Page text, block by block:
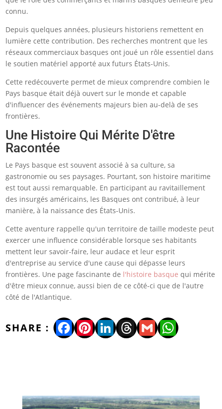
connu.
Depuis quelques années, plusieurs historiens remettent en
lumière cette contribution. Des recherches montrent que les
réseaux commerciaux basques ont joué un rôle essentiel dans
le soutien matériel apporté aux futurs États-Unis.
Cette redécouverte permet de mieux comprendre combien le
Pays basque était déjà ouvert sur le monde et capable
d'influencer des événements majeurs bien au-delà de ses
frontières.
Une Histoire Qui Mérite D'être
Racontée
Le Pays basque est souvent associé à sa culture, sa
gastronomie ou ses paysages. Pourtant, son histoire maritime
est tout aussi remarquable. En participant au ravitaillement
des insurgés américains, les Basques ont contribué, à leur
manière, à la naissance des États-Unis.
Cette aventure rappelle qu'un territoire de taille modeste peut
exercer une influence considérable lorsque ses habitants
mettent leur savoir-faire, leur audace et leur esprit
d'entreprise au service d'une cause qui dépasse leurs
frontières. Une page fascinante de l'histoire basque qui mérite
d'être mieux connue, aussi bien de ce côté-ci que de l'autre
côté de l'Atlantique.
Facebook
Pinterest
LinkedIn
Threads
Gmail